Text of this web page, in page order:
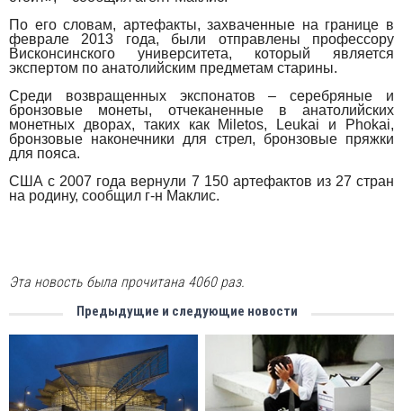
По его словам, артефакты, захваченные на границе в
феврале 2013 года, были отправлены профессору
Висконсинского университета, который является
экспертом по анатолийским предметам старины.
Среди возвращенных экспонатов – серебряные и
бронзовые монеты, отчеканенные в анатолийских
монетных дворах, таких как Miletos, Leukai и Phokai,
бронзовые наконечники для стрел, бронзовые пряжки
для пояса.
США с 2007 года вернули 7 150 артефактов из 27 стран
на родину, сообщил г-н Маклис.
Эта новость была прочитана 4060 раз.
Предыдущие и следующие новости